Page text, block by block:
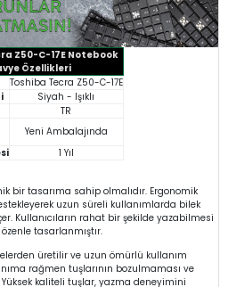
Z50-C-17E Notebook
Özellikleri
Toshiba Tecra Z50-C-17E
Siyah - Işıklı
TR
Yeni Ambalajında
1 Yıl
bir tasarıma sahip olmalıdır. Ergonomik
uzun süreli kullanımlarda bilek
Kullanıcıların rahat bir şekilde yazabilmesi
tasarlanmıştır.
üretilir ve uzun ömürlü kullanım
rağmen tuşlarının bozulmaması ve
kaliteli tuşlar, yazma deneyimini